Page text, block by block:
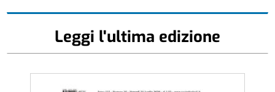
Leggi l'ultima edizione